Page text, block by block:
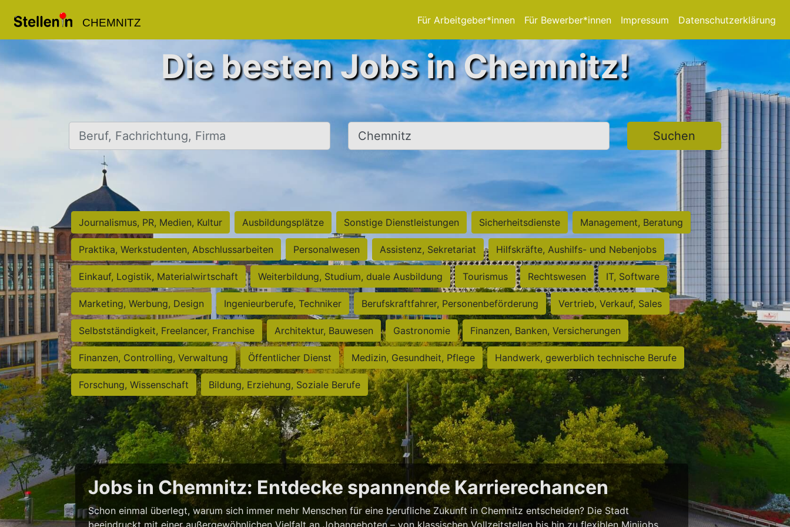
CHEMNITZ Für Arbeitgeber*innen Für Bewerber*innen Impressum Datenschutzerklärung
Die besten Jobs in Chemnitz!
Beruf, Fachrichtung, Firma Ort, Stadt Suchen
Journalismus, PR, Medien, Kultur Ausbildungsplätze Sonstige Dienstleistungen Sicherheitsdienste Management, Beratung
Praktika, Werkstudenten, Abschlussarbeiten Personalwesen Assistenz, Sekretariat Hilfskräfte, Aushilfs- und Nebenjobs
Einkauf, Logistik, Materialwirtschaft Weiterbildung, Studium, duale Ausbildung Tourismus Rechtswesen IT, Software
Marketing, Werbung, Design Ingenieurberufe, Techniker Berufskraftfahrer, Personenbeförderung Vertrieb, Verkauf, Sales
Selbstständigkeit, Freelancer, Franchise Architektur, Bauwesen Gastronomie Finanzen, Banken, Versicherungen
Finanzen, Controlling, Verwaltung Öffentlicher Dienst Medizin, Gesundheit, Pflege Handwerk, gewerblich technische Berufe
Forschung, Wissenschaft Bildung, Erziehung, Soziale Berufe
Jobs in Chemnitz: Entdecke spannende Karrierechancen
Schon einmal überlegt, warum sich immer mehr Menschen für eine berufliche Zukunft in Chemnitz entscheiden? Die Stadt